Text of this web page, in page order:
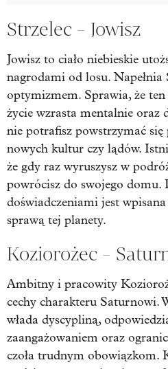
Strzelec - Jowisz
Jowisz to ciało niebieskie
nagrodami od losu. Napełnia
optymizmem. Sprawia, że ten
życie wzrasta mentalnie oraz
nie potrafisz powstrzymać
nowych kultur czy lądów.
że gdy raz wyruszysz w
powrócisz do swojego domu.
doświadczeniami jest
sprawą tej planety.
Koziorożec -
Ambitny i pracowity
cechy charakteru Saturnowi.
włada dyscypliną,
zaangażowaniem oraz
czoła trudnym obowiązkom.